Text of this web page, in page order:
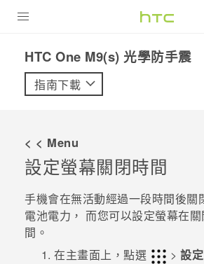
VIVE
配件
優惠專區
焦點訊息
銷售門市
HTC One M9(s) 光學防手震‎
指南下載
< < Menu
設定螢幕關閉時間
手機會在無活動經過一段時間後關
電池電力， 而您可以設定螢幕在
間。
在主畫面上，點選 > 設定